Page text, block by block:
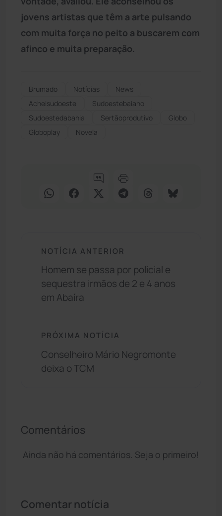
jovens artistas que têm a arte pulsando
com muita força no peito a buscarem com
afinco e muita preparação.
Brumado Notícias
News
Acheisudoeste
Sudoestebaiano
Sudoestedabahia
Sertãoprodutivo
Globo
Globoplay
Novela
NOTÍCIA ANTERIOR
Homem se passa por policial e
sequestra irmãos de 2 e 4 anos
em Abaíra
PRÓXIMA NOTÍCIA
Conselheiro Mário Negromonte
deixa o TCM
Comentários
Ainda não há comentários. Seja o primeiro!
Comentar notícia